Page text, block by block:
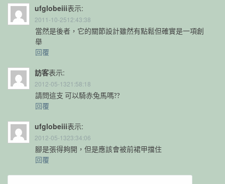
ufglobeiii表示:
2011-10-2512:43:38
當然是後者，它的關節設計雖然有點鬆但確實是一項創
舉
回覆
訪客表示:
2012-05-1321:58:18
請問這支 可以騎赤兔馬嗎??
回覆
ufglobeiii表示:
2012-05-1323:34:06
腳是張得夠開，但是應該會被前裙甲擋住
回覆